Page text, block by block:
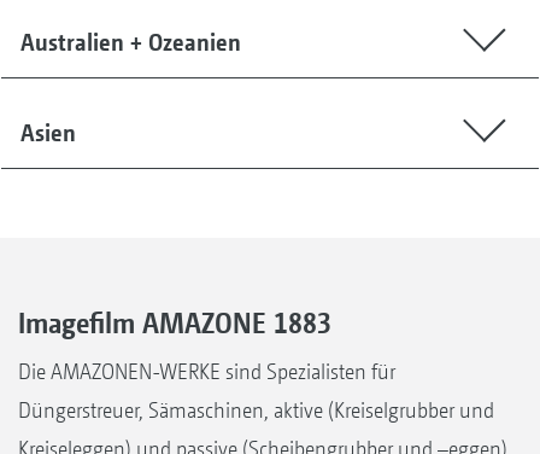
Australien + Ozeanien
Asien
Imagefilm AMAZONE 1883
Die AMAZONEN-WERKE sind Spezialisten für
Düngerstreuer, Sämaschinen, aktive (Kreiselgrubber und
Kreiseleggen) und passive (Scheibengrubber und –eggen)